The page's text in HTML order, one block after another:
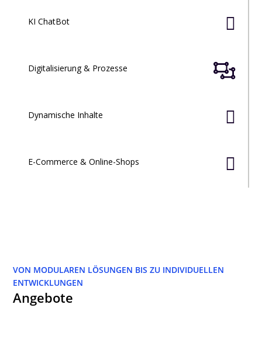

KI ChatBot

Digitalisierung & Prozesse

Dynamische Inhalte

E-Commerce & Online-Shops
VON MODULAREN LÖSUNGEN BIS ZU INDIVIDUELLEN
ENTWICKLUNGEN
Angebote